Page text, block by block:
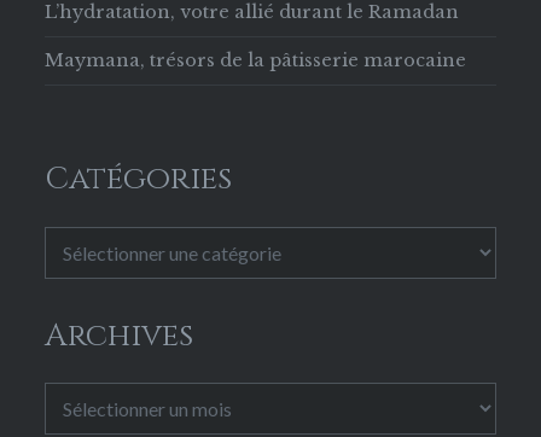
L’hydratation, votre allié durant le Ramadan
Maymana, trésors de la pâtisserie marocaine
Catégories
Archives